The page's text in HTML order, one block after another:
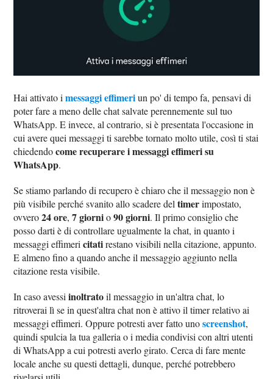
Hai attivato imessaggi effimeriun po' di tempo fa, pensavi di
poter fare a meno delle chat salvate perennemente sul tuo
WhatsApp. E invece, al contrario, si è presentata l'occasione in
cui avere quei messaggi ti sarebbe tornato molto utile, così ti stai
chiedendocome recuperare i messaggi effimeri su
WhatsApp.
Se stiamo parlando di recupero è chiaro che il messaggio non è
più visibile perché svanito allo scadere deltimerimpostato,
ovvero24 ore,7 giornio90 giorni. Il primo consiglio che
posso darti è di controllare ugualmente la chat, in quanto i
messaggi effimericitatirestano visibili nella citazione, appunto.
E almeno fino a quando anche il messaggio aggiunto nella
citazione resta visibile.
In caso avessiinoltratoil messaggio in un'altra chat, lo
ritroverai lì se in quest'altra chat non è attivo il timer relativo ai
messaggi effimeri. Oppure potresti aver fatto unoscreenshot,
quindi spulcia la tua galleria o i media condivisi con altri utenti
di WhatsApp a cui potresti averlo girato. Cerca di fare mente
locale anche su questi dettagli, dunque, perché potrebbero